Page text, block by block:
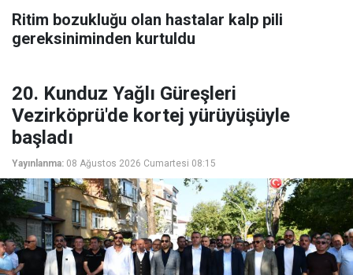
Ritim bozukluğu olan hastalar kalp pili
gereksiniminden kurtuldu
20. Kunduz Yağlı Güreşleri
Vezirköprü'de kortej yürüyüşüyle
başladı
Yayınlanma: 08 Ağustos 2026 Cumartesi 08:15